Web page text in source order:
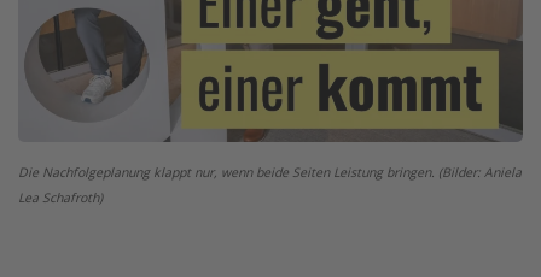
Die Nachfolgeplanung klappt nur, wenn beide Seiten Leistung bringen. (Bilder: Aniela
Lea Schafroth)